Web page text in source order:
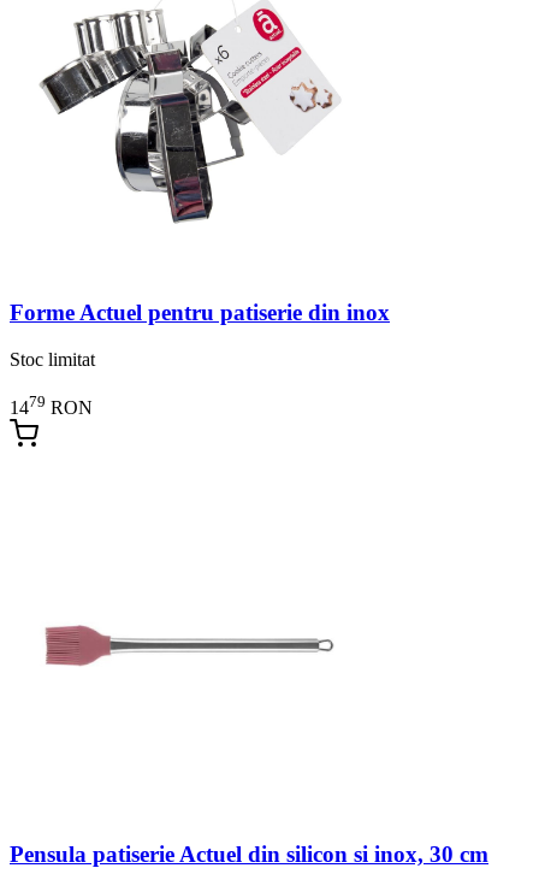
Forme Actuel pentru patiserie din inox
Stoc limitat
1479 RON
Pensula patiserie Actuel din silicon si inox, 30 cm